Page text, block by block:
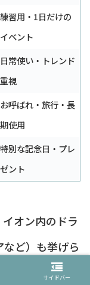
練習用・1日だけの
イベント
日常使い・トレンド
重視
お呼ばれ・旅行・長
期使用
特別な記念日・プレ
ゼント
イオン内のドラ
ど）も挙げら
サイドバー